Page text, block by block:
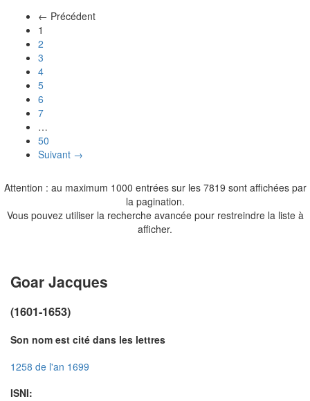
← Précédent
1
2
3
4
5
6
7
…
50
Suivant →
Attention : au maximum 1000 entrées sur les 7819 sont affichées par
la pagination.
Vous pouvez utiliser la recherche avancée pour restreindre la liste à
afficher.
Goar Jacques
(1601-1653)
Son nom est cité dans les lettres
1258 de l'an 1699
ISNI: